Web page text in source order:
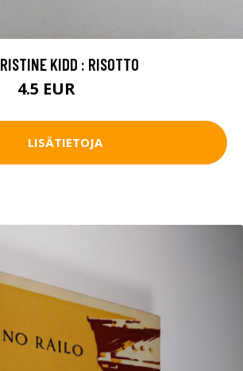
KIDD : RISOTTO
4.5 EUR
LISÄTIETOJA